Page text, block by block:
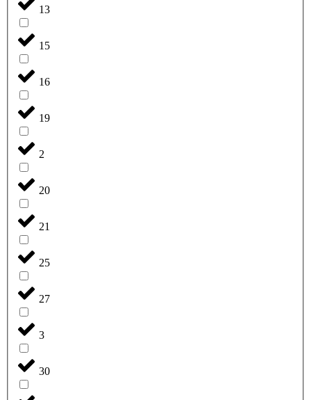
13
15
16
19
2
20
21
25
27
3
30